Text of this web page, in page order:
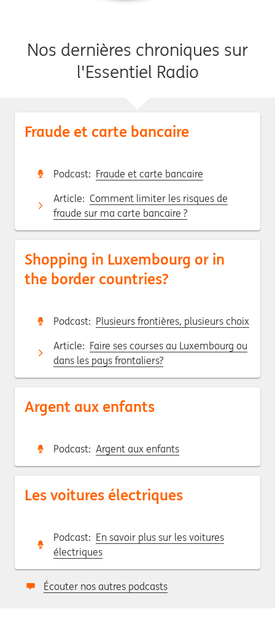
Nos dernières chroniques sur
l'Essentiel Radio
Fraude et carte bancaire
Podcast: Fraude et carte bancaire
Article: Comment limiter les risques de
fraude sur ma carte bancaire ?
Shopping in Luxembourg or in
the border countries?
Podcast: Plusieurs frontières, plusieurs choix
Article: Faire ses courses au Luxembourg ou
dans les pays frontaliers?
Argent aux enfants
Podcast: Argent aux enfants
Les voitures électriques
Podcast: En savoir plus sur les voitures
électriques
Écouter nos autres podcasts